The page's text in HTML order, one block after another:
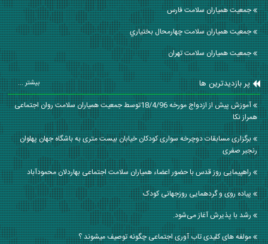
جمعیت همیاران سلامت فارس
جمعیت همیاران سلامت چهارمحال بختياري
جمعیت همیاران سلامت تهران
پر بازدیدترین ها بیشتر ...
آموزش پیش از ازدواج مورخه 18/4/96توسط جمعیت همیاران سلامت روان اجتماعی
همراز نکا
برگزاری مسابقات دوچرخه سواری کودکان خیابان بیست متری به باشگاه جهان پهلوان
رنجبر صفری
راهپیمایی روز قدس با حضور اعضاء همیاران سلامت اجتماعی بهاردلان محمودآباد
پیاده روی و گردهمایی روزجهانی کودک
رشد با پذیرش آغاز می‌شود.
مولفه های کلیدی تاب آوری اجتماعی چگونه توصیف میشوند ؟